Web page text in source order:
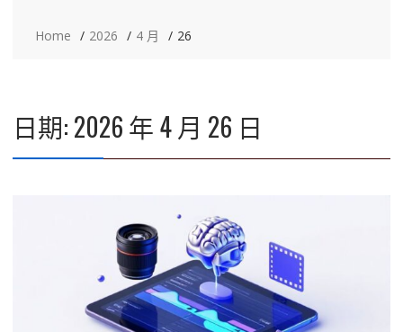
Home 2026 4 月 26
日期:2026 年 4 月 26 日